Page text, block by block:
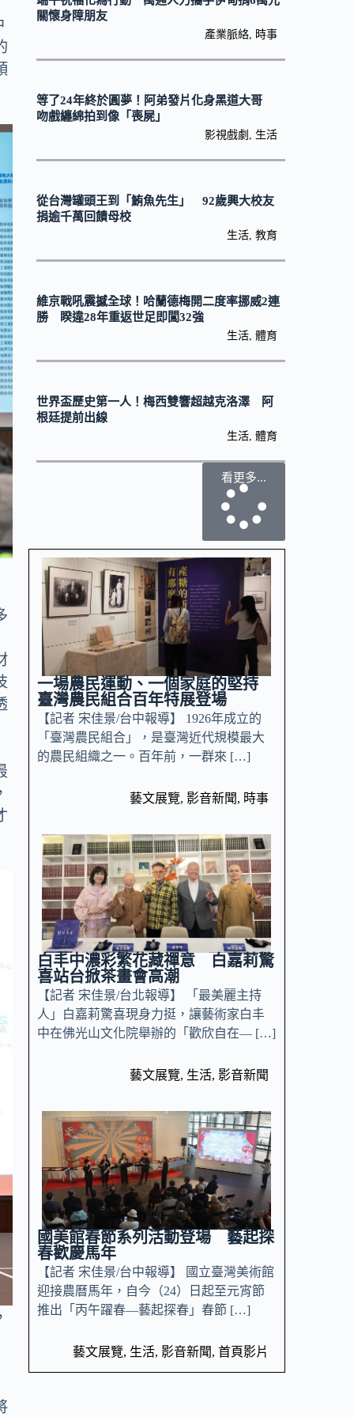
關懷身障朋友
產業脈絡, 時事
等了24年終於圓夢！阿弟發片化身黑道大哥
吻戲纏綿拍到像「喪屍」
影視戲劇 , 生活
從台灣罐頭王到「鮪魚先生」 92歲興大校友
捐逾千萬回饋母校
生活, 教育
維京戰吼震撼全球！哈蘭德梅開二度率挪威2連
勝 睽違28年重返世足即闖32強
生活, 體育
世界盃歷史第一人！梅西雙響超越克洛澤 阿
根廷提前出線
生活, 體育
看更多...
一場農民運動、一個家庭的堅持
臺灣農民組合百年特展登場
【記者 宋佳景/台中報導】 1926年成立的
「臺灣農民組合」，是臺灣近代規模最大
的農民組織之一。百年前，一群來 […]
藝文展覽, 影音新聞, 時事
白丰中濃彩繁花藏禪意 白嘉莉驚
喜站台掀茶畫會高潮
【記者 宋佳景/台北報導】 「最美麗主持
人」白嘉莉驚喜現身力挺，讓藝術家白丰
中在佛光山文化院舉辦的「歡欣自在— […]
藝文展覽, 生活, 影音新聞
國美館春節系列活動登場 藝起探
春歡慶馬年
【記者 宋佳景/台中報導】 國立臺灣美術館
迎接農曆馬年，自今（24）日起至元宵節
推出「丙午躍春—藝起探春」春節 […]
藝文展覽, 生活, 影音新聞, 首頁影片